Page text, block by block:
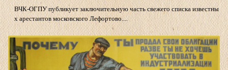
ВЧК-ОГПУ публикует заключительную часть свежего списка известны
х арестантов московского Лефортово....